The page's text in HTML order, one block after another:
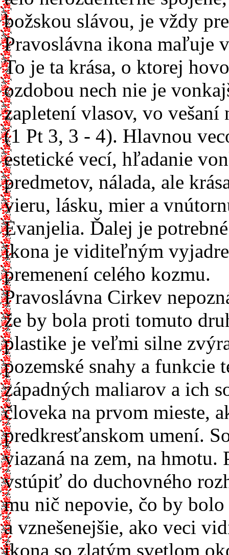
božskou slávou, je vždy
Pravoslávna ikona maľuje
To je ta krása, o ktorej
ozdobou nech nie je
zapletení vlasov, vo vešaní
(1 Pt 3, 3 - 4). Hlavnou
estetické vecí, hľadanie
predmetov, nálada, ale
vieru, lásku, mier a
Evanjelia. Ďalej je
ikona je viditeľným
premenení celého kozmu.
Pravoslávna Cirkev
že by bola proti tomuto
plastike je veľmi silne
pozemské snahy a funkcie
západných maliarov a ich
človeka na prvom mieste,
predkresťanskom umení.
viazaná na zem, na
vstúpiť do duchovného
mu nič nepovie, čo by bolo
a vznešenejšie, ako veci
ikona so zlatým svetlom